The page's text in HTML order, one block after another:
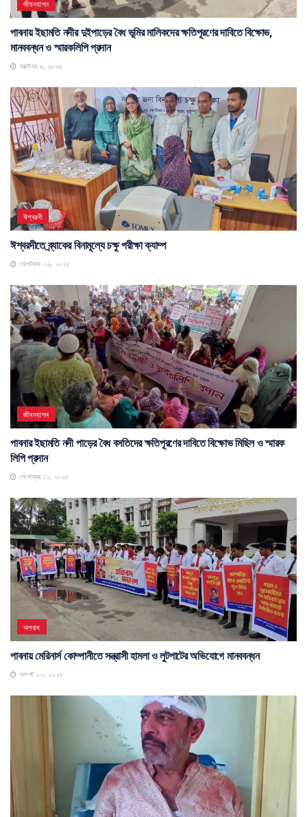
জীবনযাপন
পাবনায় ইছামতি নদীর দুইপাড়ের বৈধ ভূমির মালিকদের ক্ষতিপূরণের দাবিতে বিক্ষোভ,
মানববন্ধন ও স্মারকলিপি প্রদান
অক্টোবর ৬, ২০২৫
ঈশ্বরদী
ঈশ্বরদীতে ব্র্যাকের বিনামূল্যে চক্ষু পরীক্ষা ক্যাম্প
সেপ্টেম্বর ২৬, ২০২৫
জীবনযাপন
পাবনার ইছামতি নদী পাড়ের বৈধ বসতিদের ক্ষতিপূরণের দাবিতে বিক্ষোভ মিছিল ও স্মারক
লিপি প্রদান
সেপ্টেম্বর ১১, ২০২৫
অপরাধ
পাবনায় মেরিনার্স কোম্পানীতে সন্ত্রাসী হামলা ও লুটপাটের অভিযোগে মানববন্ধন
আগস্ট ২০, ২০২৫